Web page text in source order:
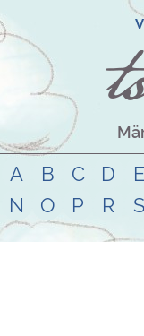
A B C D E
N
O P R S
Tsitaadid